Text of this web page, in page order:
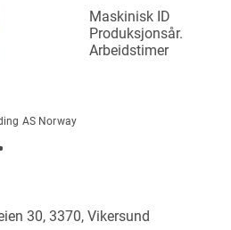
Maskinisk ID
Produksjonsår.
Arbeidstimer
AS Norway
30, 3370, Vikersund